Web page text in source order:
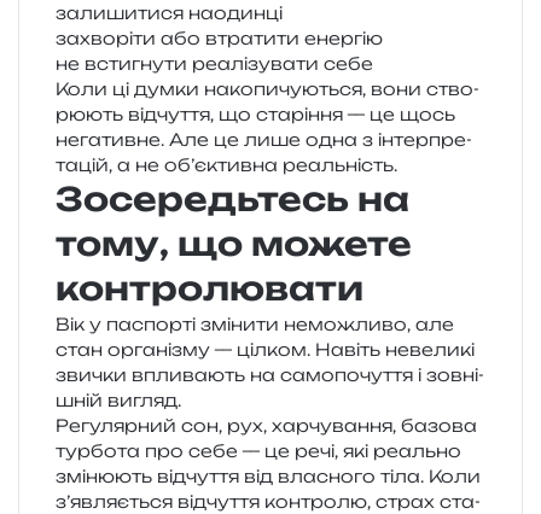
зали­ши­ти­ся наодинці
захво­рі­ти або втра­ти­ти енергію
не всти­гну­ти реа­лі­зу­ва­ти себе
Коли ці думки нако­пи­чу­ю­ться, вони ство­
рю­ють від­чу­т­тя, що ста­рі­н­ня — це щось
нега­тив­не. Але це лише одна з інтер­пре­
та­цій, а не об’єктивна реальність.
Зосередьтесь на
тому, що можете
контролювати
Вік у паспор­ті змі­ни­ти немо­жли­во, але
стан орга­ні­зму — ціл­ком. Навіть неве­ли­кі
зви­чки впли­ва­ють на само­по­чу­т­тя і зов­ні­
шній вигляд.
Регулярний сон, рух, хар­чу­ва­н­ня, базо­ва
тур­бо­та про себе — це речі, які реаль­но
змі­ню­ють від­чу­т­тя від вла­сно­го тіла. Коли
з’являється від­чу­т­тя кон­тро­лю, страх ста­